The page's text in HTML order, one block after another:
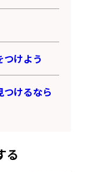
つけよう
けるなら
る